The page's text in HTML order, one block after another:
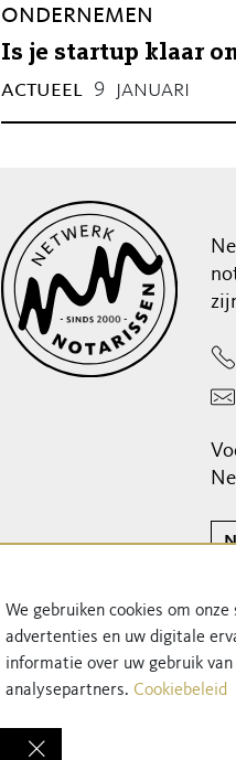
We gebruiken cookies om
advertenties en uw digitale
informatie over uw gebruik
analysepartners. Cookiebeleid
ondernemen
Is je startup klaar
actueel 9 januari